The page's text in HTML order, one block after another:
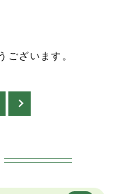
ございます。